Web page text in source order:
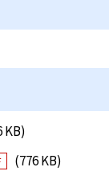
KB)
(776 KB)